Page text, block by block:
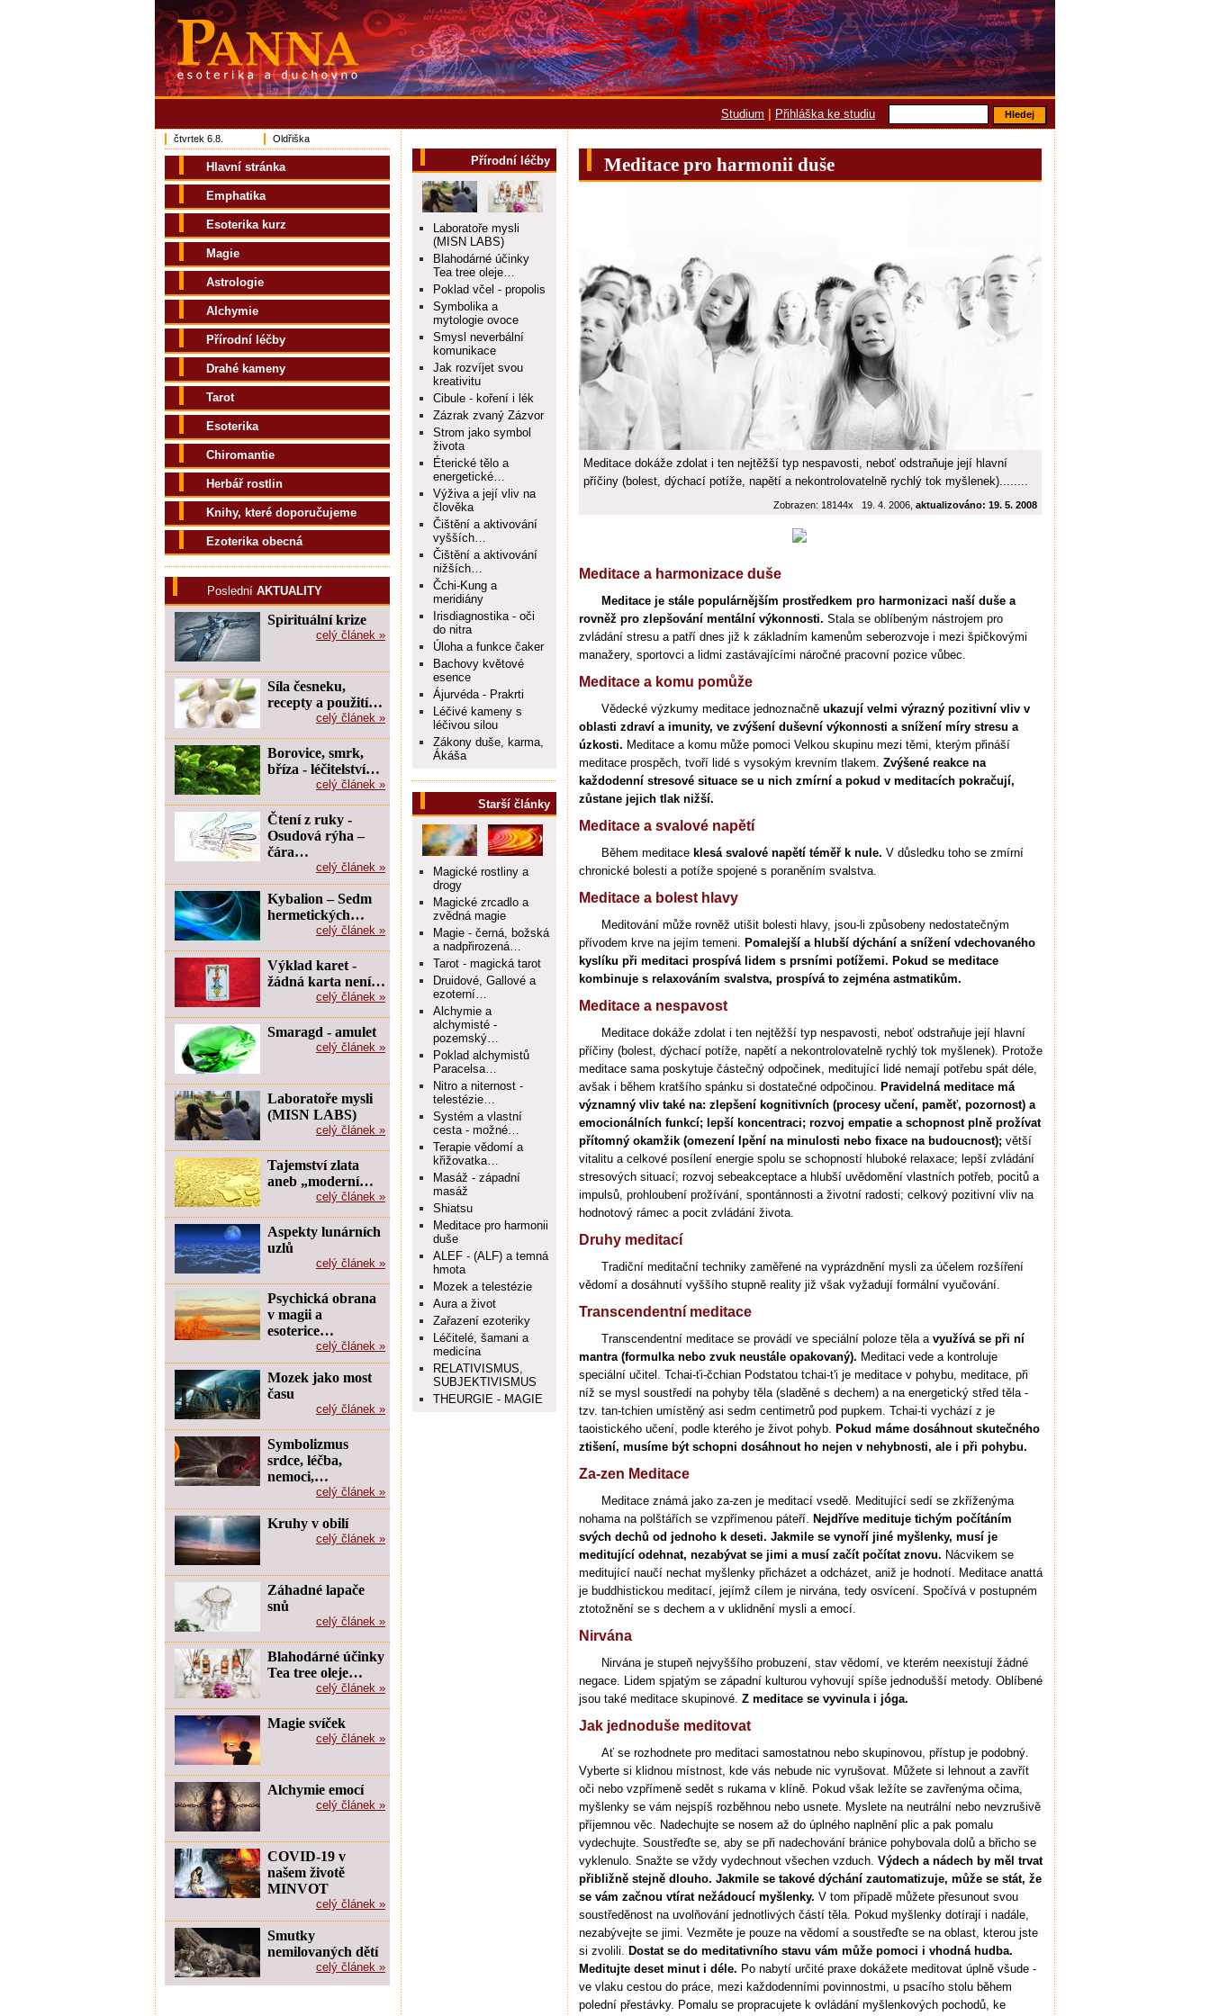
Studium Přihláška ke studiu
Meditace pro harmonii duše
Meditace dokáže zdolat i ten nejtěžší typ nespavosti, neboť odstraňuje její hlavní
příčiny (bolest, dýchací potíže, napětí a nekontrolovatelně rychlý tok myšlenek)........
Zobrazen: 18144x 19. 4. 2006, aktualizováno: 19. 5. 2008
Meditace a harmonizace duše
Meditace je stále populárnějším prostředkem pro harmonizaci naší duše a
rovněž pro zlepšování mentální výkonnosti. Stala se oblíbeným nástrojem pro
zvládání stresu a patří dnes již k základním kamenům seberozvoje i mezi špičkovými
manažery, sportovci a lidmi zastávajícími náročné pracovní pozice vůbec.
Meditace a komu pomůže
Vědecké výzkumy meditace jednoznačně ukazují velmi výrazný pozitivní vliv v
oblasti zdraví a imunity, ve zvýšení duševní výkonnosti a snížení míry stresu a
úzkosti. Meditace a komu může pomoci Velkou skupinu mezi těmi, kterým přináší
meditace prospěch, tvoří lidé s vysokým krevním tlakem. Zvýšené reakce na
každodenní stresové situace se u nich zmírní a pokud v meditacích pokračují,
zůstane jejich tlak nižší.
Meditace a svalové napětí
Během meditace klesá svalové napětí téměř k nule. V důsledku toho se zmírní
chronické bolesti a potíže spojené s poraněním svalstva.
Meditace a bolest hlavy
Meditování může rovněž utišit bolesti hlavy, jsou-li způsobeny nedostatečným
přívodem krve na jejím temeni. Pomalejší a hlubší dýchání a snížení vdechovaného
kyslíku při meditaci prospívá lidem s prsními potížemi. Pokud se meditace
kombinuje s relaxováním svalstva, prospívá to zejména astmatikům.
Meditace a nespavost
Meditace dokáže zdolat i ten nejtěžší typ nespavosti, neboť odstraňuje její hlavní
příčiny (bolest, dýchací potíže, napětí a nekontrolovatelně rychlý tok myšlenek). Protože
meditace sama poskytuje částečný odpočinek, meditující lidé nemají potřebu spát déle,
avšak i během kratšího spánku si dostatečné odpočinou. Pravidelná meditace má
významný vliv také na: zlepšení kognitivních (procesy učení, paměť, pozornost) a
emocionálních funkcí; lepší koncentraci; rozvoj empatie a schopnost plně prožívat
přítomný okamžik (omezení lpění na minulosti nebo fixace na budoucnost); větší
vitalitu a celkové posílení energie spolu se schopností hluboké relaxace; lepší zvládání
stresových situací; rozvoj sebeakceptace a hlubší uvědomění vlastních potřeb, pocitů a
impulsů, prohloubení prožívání, spontánnosti a životní radosti; celkový pozitivní vliv na
hodnotový rámec a pocit zvládání života.
Druhy meditací
Tradiční meditační techniky zaměřené na vyprázdnění mysli za účelem rozšíření
vědomí a dosáhnutí vyššího stupně reality již však vyžadují formální vyučování.
Transcendentní meditace
Transcendentní meditace se provádí ve speciální poloze těla a využívá se při ní
mantra (formulka nebo zvuk neustále opakovaný). Meditaci vede a kontroluje
speciální učitel. Tchai-ťi-čchian Podstatou tchai-t'i je meditace v pohybu, meditace, při
níž se mysl soustředí na pohyby těla (sladěné s dechem) a na energetický střed těla -
tzv. tan-tchien umístěný asi sedm centimetrů pod pupkem. Tchai-ti vychází z je
taoistického učení, podle kterého je život pohyb. Pokud máme dosáhnout skutečného
ztišení, musíme být schopni dosáhnout ho nejen v nehybnosti, ale i při pohybu.
Za-zen Meditace
Meditace známá jako za-zen je meditací vsedě. Meditující sedí se zkříženýma
nohama na polštářích se vzpřímenou páteří. Nejdříve medituje tichým počítáním
svých dechů od jednoho k deseti. Jakmile se vynoří jiné myšlenky, musí je
meditující odehnat, nezabývat se jimi a musí začít počítat znovu. Nácvikem se
meditující naučí nechat myšlenky přicházet a odcházet, aniž je hodnotí. Meditace anattá
je buddhistickou meditací, jejímž cílem je nirvána, tedy osvícení. Spočívá v postupném
ztotožnění se s dechem a v uklidnění mysli a emocí.
Nirvána
Nirvána je stupeň nejvyššího probuzení, stav vědomí, ve kterém neexistují žádné
negace. Lidem spjatým se západní kulturou vyhovují spíše jednodušší metody. Oblíbené
jsou také meditace skupinové. Z meditace se vyvinula i jóga.
Jak jednoduše meditovat
Ať se rozhodnete pro meditaci samostatnou nebo skupinovou, přístup je podobný.
Vyberte si klidnou místnost, kde vás nebude nic vyrušovat. Můžete si lehnout a zavřít
oči nebo vzpřímeně sedět s rukama v klíně. Pokud však ležíte se zavřenýma očima,
myšlenky se vám nejspíš rozběhnou nebo usnete. Myslete na neutrální nebo nevzrušivě
příjemnou věc. Nadechujte se nosem až do úplného naplnění plic a pak pomalu
vydechujte. Soustřeďte se, aby se při nadechování bránice pohybovala dolů a břicho se
vyklenulo. Snažte se vždy vydechnout všechen vzduch. Výdech a nádech by měl trvat
přibližně stejně dlouho. Jakmile se takové dýchání zautomatizuje, může se stát, že
se vám začnou vtírat nežádoucí myšlenky. V tom případě můžete přesunout svou
soustředěnost na uvolňování jednotlivých částí těla. Pokud myšlenky dotírají i nadále,
nezabývejte se jimi. Vezměte je pouze na vědomí a soustřeďte se na oblast, kterou jste
si zvolili. Dostat se do meditativního stavu vám může pomoci i vhodná hudba.
Meditujte deset minut i déle. Po nabytí určité praxe dokážete meditovat úplně všude -
ve vlaku cestou do práce, mezi každodenními povinnostmi, u psacího stolu během
polední přestávky. Pomalu se propracujete k ovládání myšlenkových pochodů, ke
Přírodní léčby
Laboratoře mysli
(MISN LABS)
Blahodárné účinky
Tea tree oleje…
Poklad včel - propolis
Symbolika a
mytologie ovoce
Smysl neverbální
komunikace
Jak rozvíjet svou
kreativitu
Cibule - koření i lék
Zázrak zvaný Zázvor
Strom jako symbol
života
Éterické tělo a
energetické…
Výživa a její vliv na
člověka
Čištění a aktivování
vyšších…
Čištění a aktivování
nižších…
Čchi-Kung a
meridiány
Irisdiagnostika - oči
do nitra
Úloha a funkce čaker
Bachovy květové
esence
Ájurvéda - Prakrti
Léčivé kameny s
léčivou silou
Zákony duše, karma,
Ákáša
Starší články
Magické rostliny a
drogy
Magické zrcadlo a
zvědná magie
Magie - černá, božská
a nadpřirozená…
Tarot - magická tarot
Druidové, Gallové a
ezoterní…
Alchymie a
alchymisté -
pozemský…
Poklad alchymistů
Paracelsa…
Nitro a niternost -
telestézie…
Systém a vlastní
cesta - možné…
Terapie vědomí a
křižovatka…
Masáž - západní
masáž
Shiatsu
Meditace pro harmonii
duše
ALEF - (ALF) a temná
hmota
Mozek a telestézie
Aura a život
Zařazení ezoteriky
Léčitelé, šamani a
medicína
RELATIVISMUS,
SUBJEKTIVISMUS
THEURGIE - MAGIE
čtvrtek 6.8. Oldřiška
Hlavní stránka
Emphatika
Esoterika kurz
Magie
Astrologie
Alchymie
Přírodní léčby
Drahé kameny
Tarot
Esoterika
Chiromantie
Herbář rostlin
Knihy, které doporučujeme
Ezoterika obecná
Poslední AKTUALITY
Spirituální krize
celý článek »
Síla česneku,
recepty a použití…
celý článek »
Borovice, smrk,
bříza - léčitelství…
celý článek »
Čtení z ruky -
Osudová rýha –
čára…
celý článek »
Kybalion – Sedm
hermetických…
celý článek »
Výklad karet -
žádná karta není…
celý článek »
Smaragd - amulet
celý článek »
Laboratoře mysli
(MISN LABS)
celý článek »
Tajemství zlata
aneb „moderní…
celý článek »
Aspekty lunárních
uzlů
celý článek »
Psychická obrana
v magii a
esoterice…
celý článek »
Mozek jako most
času
celý článek »
Symbolizmus
srdce, léčba,
nemoci,…
celý článek »
Kruhy v obilí
celý článek »
Záhadné lapače
snů
celý článek »
Blahodárné účinky
Tea tree oleje…
celý článek »
Magie svíček
celý článek »
Alchymie emocí
celý článek »
COVID-19 v
našem životě
MINVOT
celý článek »
Smutky
nemilovaných dětí
celý článek »